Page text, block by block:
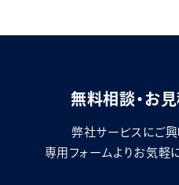
無料相談・お
弊社サービスにご興
専用フォームよりお気軽